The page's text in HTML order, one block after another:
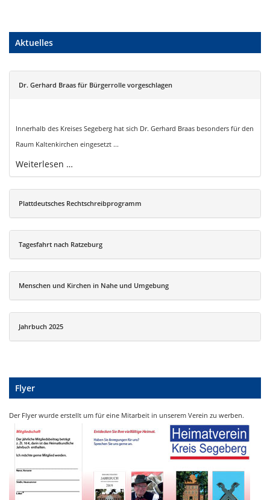
Aktuelles
Dr. Gerhard Braas für Bürgerrolle vorgeschlagen
Innerhalb des Kreises Segeberg hat sich Dr. Gerhard Braas besonders für den
Raum Kaltenkirchen eingesetzt ...
Weiterlesen …
Plattdeutsches Rechtschreibprogramm
Tagesfahrt nach Ratzeburg
Menschen und Kirchen in Nahe und Umgebung
Jahrbuch 2025
Flyer
Der Flyer wurde erstellt um für eine Mitarbeit in unserem Verein zu werben.